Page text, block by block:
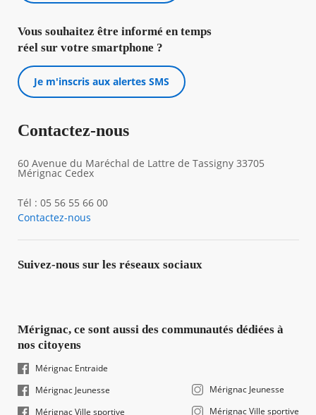
Vous souhaitez être informé en temps
réel sur votre smartphone ?
Je m'inscris aux alertes SMS
Contactez-nous
60 Avenue du Maréchal de Lattre de Tassigny 33705
Mérignac Cedex
Tél : 05 56 55 66 00
Contactez-nous
Suivez-nous sur les réseaux sociaux
Mérignac, ce sont aussi des communautés dédiées à
nos citoyens
Mérignac Entraide
Mérignac Jeunesse
Mérignac Ville sportive
Mérignac Jeunesse
Mérignac Ville sportive